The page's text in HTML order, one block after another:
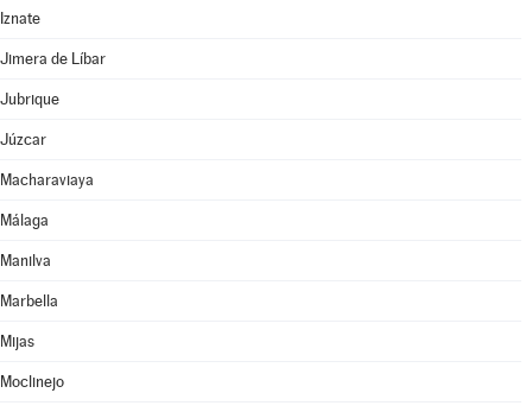
Iznate
Jimera de Líbar
Jubrique
Júzcar
Macharaviaya
Málaga
Manilva
Marbella
Mijas
Moclinejo